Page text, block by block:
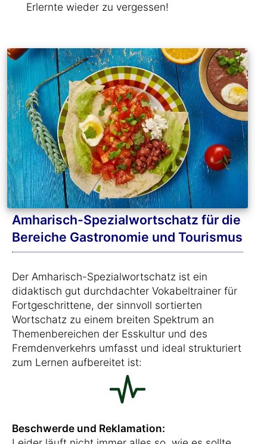
Erlernte wieder zu vergessen!
Amharisch-Spezialwortschatz für die
Bereiche Gastronomie und Tourismus
Der Amharisch-Spezialwortschatz ist ein
didaktisch gut durchdachter Vokabeltrainer für
Fortgeschrittene, der sinnvoll sortierten
Wortschatz zu einem breiten Spektrum an
Themenbereichen der Esskultur und des
Fremdenverkehrs umfasst und ideal strukturiert
zum Lernen aufbereitet ist:
Beschwerde und Reklamation: